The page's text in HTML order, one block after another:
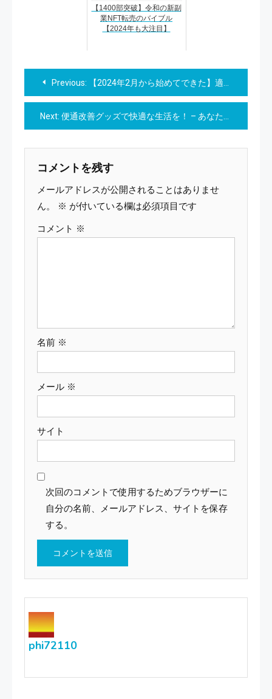
【1400部突破】令和の新副
業NFT転売のバイブル
【2024年も大注目】
投
稿
ナ
ビ
ゲ
ー
シ
Previous: 【2024年2月から始めてできた】適応障害・ビジネス初心者の私が副業で月５万稼げたたった一つの方法
Next: 便通改善グッズで快適な生活を！ – あなたの健康をサポートするアイテムガイド
コメントを残す
メールアドレスが公開されることはありませ
ん。
※ が付いている欄は必須項目です
コメント ※
名前 ※
メール ※
サイト
次回のコメントで使用するためブラウザーに
自分の名前、メールアドレス、サイトを保存
する。
phi72110